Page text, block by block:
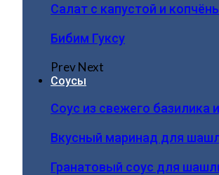
Салат с капустой и
Бибим Гуксу
PrevNext
Соусы
Соус из свежего базилика
Вкусный маринад для
Гранатовый соус для